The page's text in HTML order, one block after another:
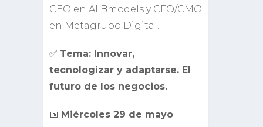
CEO en AI Bmodels y CFO/CMO
en Metagrupo Digital.
✅ Tema: Innovar,
tecnologizar y adaptarse. El
futuro de los negocios.
📅 Miércoles 29 de mayo